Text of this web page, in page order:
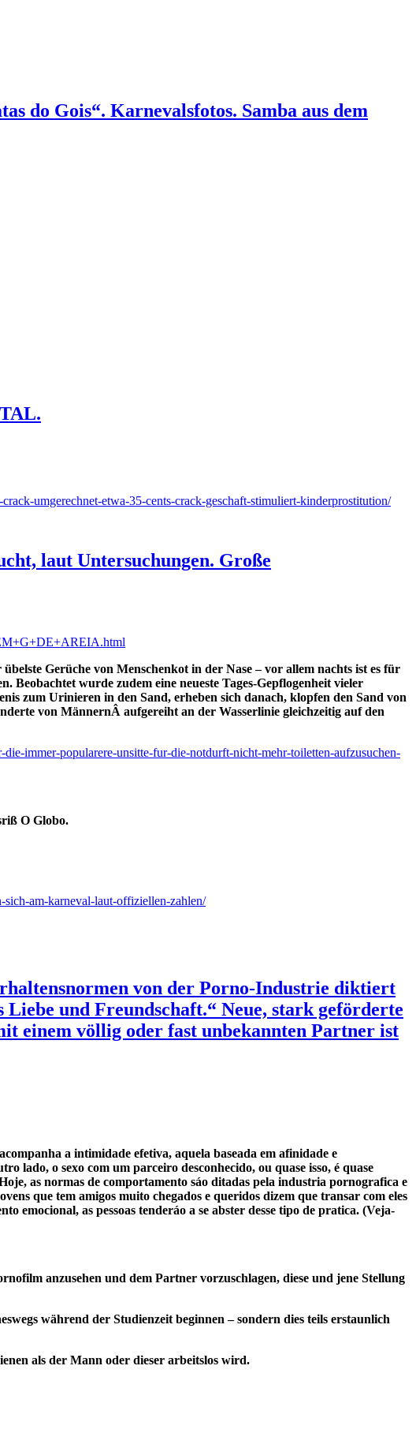
do Gois“. Karnevalsfotos. Samba aus dem
umgerechnet-etwa-35-cents-crack-geschaft-stimuliert-kinderprostitution/
laut Untersuchungen. Große
Gerüche von Menschenkot in der Nase – vor allem nachts ist es für
Beobachtet wurde zudem eine neueste Tages-Gepflogenheit vieler
zum Urinieren in den Sand, erheben sich danach, klopfen den Sand von
von MännernÂ aufgereiht an der Wasserlinie gleichzeitig auf den
immer-popularere-unsitte-fur-die-notdurft-nicht-mehr-toiletten-aufzusuchen-
O Globo.
sich-am-karneval-laut-offiziellen-zahlen/
von der Porno-Industrie diktiert
und Freundschaft.“ Neue, stark geförderte
einem völlig oder fast unbekannten Partner ist
a intimidade efetiva, aquela baseada em afinidade e
lado, o sexo com um parceiro desconhecido, ou quase isso, é quase
as normas de comportamento sáo ditadas pela industria pornografica e
que tem amigos muito chegados e queridos dizem que transar com eles
emocional, as pessoas tenderáo a se abster desse tipo de pratica. (Veja-
anzusehen und dem Partner vorzuschlagen, diese und jene Stellung
während der Studienzeit beginnen – sondern dies teils erstaunlich
als der Mann oder dieser arbeitslos wird.